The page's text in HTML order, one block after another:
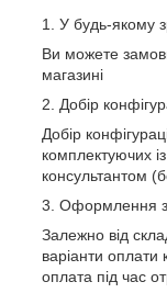
У будь-якому
Ви можете
магазині
Добір
Добір
комплектуючих
консультантом
Оформлення
Залежно від
варіанти
оплата під час